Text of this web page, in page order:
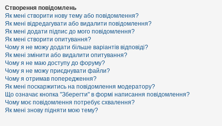
е
й
А
к
т
и
в
н
і
т
е
м
и
Створення повідомлень
Як мені створити нову тему або повідомлення?
Як мені відредагувати або видалити повідомлення?
Як мені додати підпис до мого повідомлення?
Як мені створити опитування?
Чому я не можу додати більше варіантів відповіді?
Як мені змінити або видалити опитування?
Чому я не маю доступу до форуму?
Чому я не можу приєднувати файли?
Чому я отримав попередження?
Як мені поскаржитись на повідомлення модератору?
Що означає кнопка "Зберегти" в формі написання повідомлення?
Чому моє повідомлення потребує схвалення?
Як мені знову підняти мою тему?